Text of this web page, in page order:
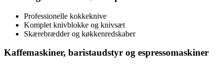
Professionelle kokkeknive
Komplet knivblokke og knivsæt
Skærebrædder og køkkenredskaber
Kaffemaskiner, baristaudstyr og espressomaskiner